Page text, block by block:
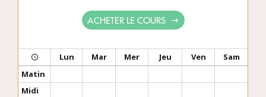
ACHETER LE COURS
Lun Mar Mer Jeu Ven
Sam
Matin
Midi